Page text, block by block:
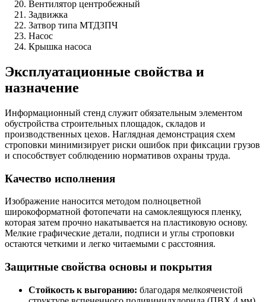
Вентилятор центробежный
Задвижка
Затвор типа МТДЗПЧ
Насос
Крышка насоса
Эксплуатационные свойства и
назначение
Информационный стенд служит обязательным элементом
обустройства строительных площадок, складов и
производственных цехов. Наглядная демонстрация схем
строповки минимизирует риски ошибок при фиксации грузов
и способствует соблюдению нормативов охраны труда.
Качество исполнения
Изображение наносится методом полноцветной
широкоформатной фотопечати на самоклеящуюся пленку,
которая затем прочно накатывается на пластиковую основу.
Мелкие графические детали, подписи и углы строповки
остаются четкими и легко читаемыми с расстояния.
Защитные свойства основы и покрытия
Стойкость к выгоранию: благодаря мелкоячеистой